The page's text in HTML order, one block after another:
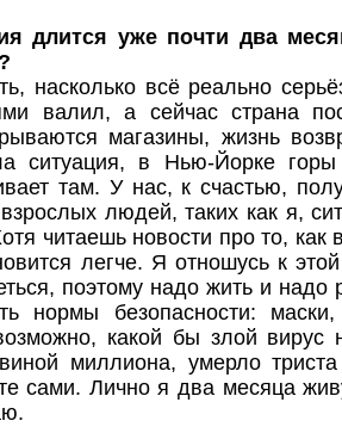
длится уже почти два
насколько всё реально
валил, а сейчас страна
магазины, жизнь
ситуация, в Нью-Йорке
там. У нас, к счастью,
людей, таких как я,
читаешь новости про то, как
легче. Я отношусь к
поэтому надо жить и надо
нормы безопасности:
какой бы злой
миллиона, умерло
сами. Лично я два месяца